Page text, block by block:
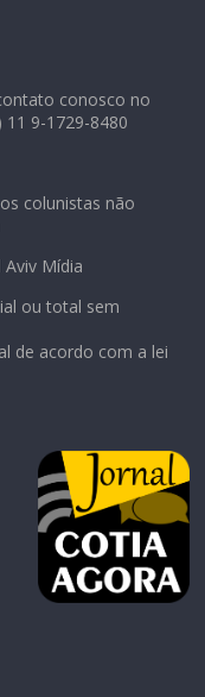
conosco no
9-1729-8480
colunistas não
Mídia
ou total sem
de acordo com a lei